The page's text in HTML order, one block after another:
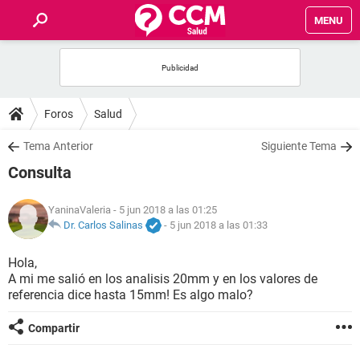
MENU
FOROS
SALUD
NUTRICIÓN
BIENESTAR
Foros Salud
Tema Anterior Siguiente Tema
Consulta
YaninaValeria - 5 jun 2018 a las 01:25
Dr. Carlos Salinas
- 5 jun 2018 a las 01:33
Hola,
A mi me salió en los analisis 20mm y en los valores de
referencia dice hasta 15mm! Es algo malo?
Compartir